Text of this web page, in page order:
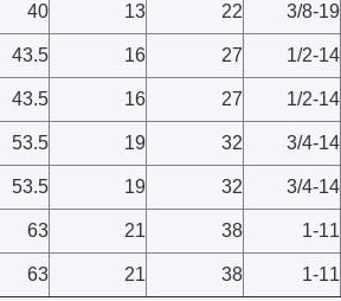
3/8-19
22
13
40
1/2-14
27
16
43.5
1/2-14
27
16
43.5
3/4-14
32
19
53.5
3/4-14
32
19
53.5
1-11
38
21
63
1-11
38
21
63